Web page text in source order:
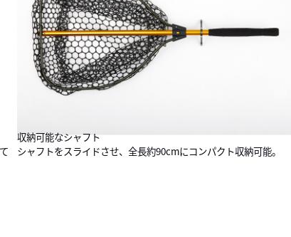
収納可能なシャフト
シャフトをスライドさせ、全長約90cmにコンパクト収納可能。